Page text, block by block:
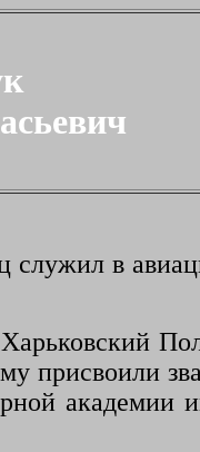
служил в
Харьковский
присвоили
академии